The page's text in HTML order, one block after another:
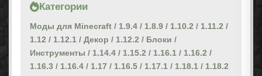
Категории
Моды для Minecraft / 1.9.4 / 1.8.9 / 1.10.2 / 1.11.2 /
1.12 / 1.12.1 / Декор / 1.12.2 / Блоки /
Инструменты / 1.14.4 / 1.15.2 / 1.16.1 / 1.16.2 /
1.16.3 / 1.16.4 / 1.17 / 1.16.5 / 1.17.1 / 1.18.1 / 1.18.2